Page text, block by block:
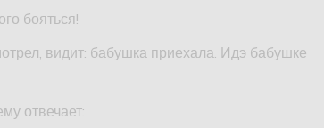
бояться!
видит: бабушка приехала. Идэ бабушке
отвечает: